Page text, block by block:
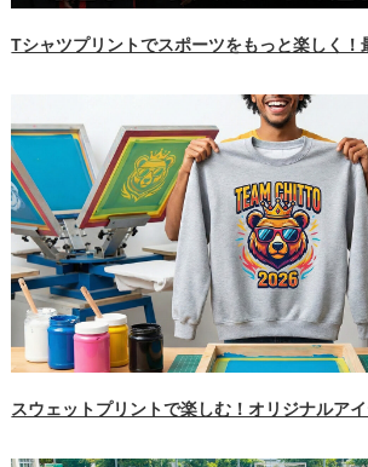
Tシャツプリントでスポーツをもっと楽しく！
スウェットプリントで楽しむ！オリジナルア